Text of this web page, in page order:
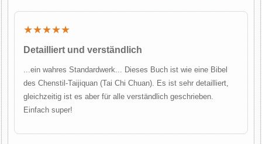
★★★★★
Detailliert und verständlich
...ein wahres Standardwerk... Dieses Buch ist wie eine Bibel
des Chenstil-Taijiquan (Tai Chi Chuan). Es ist sehr detailliert,
gleichzeitig ist es aber für alle verständlich geschrieben.
Einfach super!